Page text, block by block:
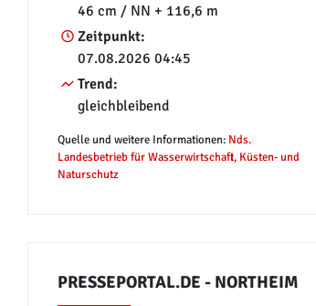
46 cm / NN + 116,6 m
Zeitpunkt:
07.08.2026 04:45
Trend:
gleichbleibend
Quelle und weitere Informationen: Nds.
Landesbetrieb für Wasserwirtschaft, Küsten- und
Naturschutz
PRESSEPORTAL.DE - NORTHEIM